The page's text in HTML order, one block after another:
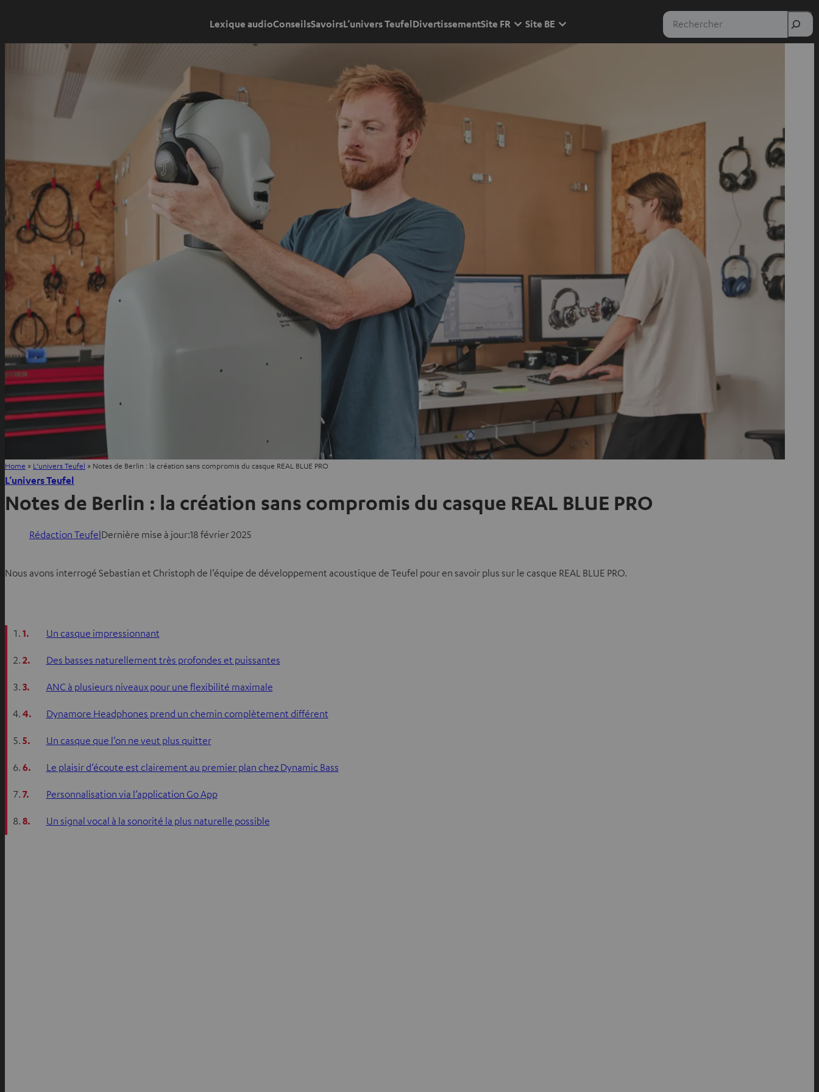
Lexique audioConseilsSavoirsL’univers TeufelDivertissementSite FR Site BE Rechercher
Home » L’univers Teufel » Notes de Berlin : la création sans compromis du casque REAL BLUE PRO
L’univers Teufel
Notes de Berlin : la création sans compromis du casque REAL BLUE PRO
Rédaction TeufelDernière mise à jour:18 février 2025
Nous avons interrogé Sebastian et Christoph de l’équipe de développement acoustique de Teufel pour en savoir plus sur le casque REAL BLUE PRO.
1. Un casque impressionnant
2. Des basses naturellement très profondes et puissantes
3. ANC à plusieurs niveaux pour une flexibilité maximale
4. Dynamore Headphones prend un chemin complètement différent
5. Un casque que l’on ne veut plus quitter
6. Le plaisir d’écoute est clairement au premier plan chez Dynamic Bass
7. Personnalisation via l’application Go App
8. Un signal vocal à la sonorité la plus naturelle possible